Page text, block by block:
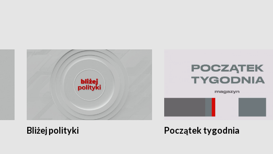
Bliżej polityki Początek tygodnia